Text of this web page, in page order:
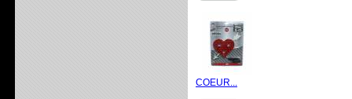
COEUR...